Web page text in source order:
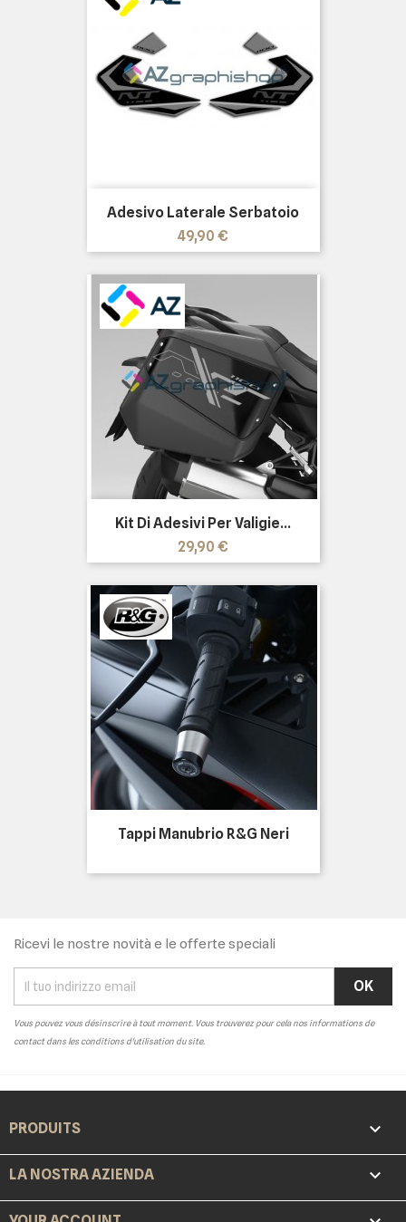
Adesivo Laterale Serbatoio
Prezzo
49,90 €
Kit Di Adesivi Per Valigie...
Prezzo
29,90 €
Tappi Manubrio R&G Neri
Ricevi le nostre novità e le offerte speciali
Vous pouvez vous désinscrire à tout moment. Vous trouverez pour cela nos informations de
contact dans les conditions d'utilisation du site.
PRODUITS 
LA NOSTRA AZIENDA 